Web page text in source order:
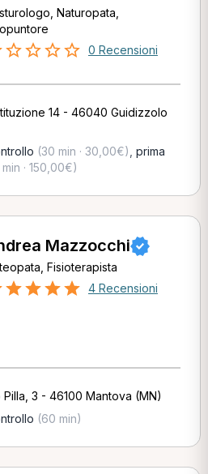
Naturopata,
0 Recensioni
14 - 46040 Guidizzolo
(30 min · 30,00€) prima
· 150,00€)
Mazzocchi
Fisioterapista
4 Recensioni
3 - 46100 Mantova (MN)
(60 min)